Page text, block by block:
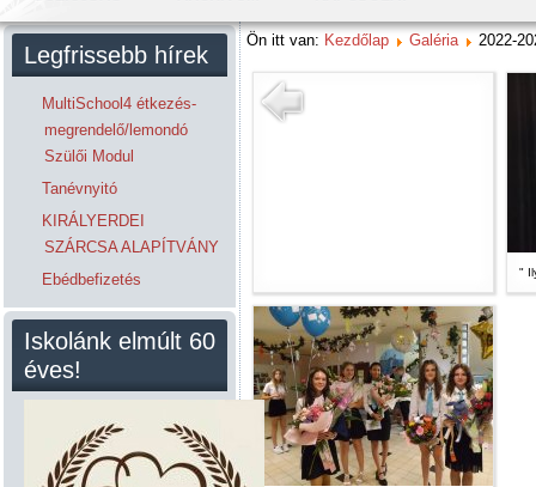
Legfrissebb hírek
MultiSchool4 étkezés-
megrendelő/lemondó
Szülői Modul
Tanévnyitó
KIRÁLYERDEI
SZÁRCSA ALAPÍTVÁNY
Ebédbefizetés
Iskolánk elmúlt 60
éves!
Ön itt van: Kezdőlap Galéria 2022-
"